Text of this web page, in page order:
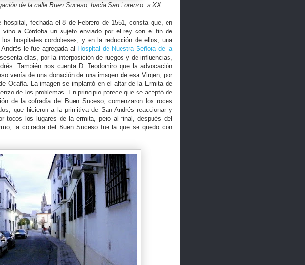
de la calle Buen Suceso, hacia San Lorenzo. s XX
hospital, fechada el 8 de Febrero de 1551, consta que, en
vino a Córdoba un sujeto enviado por el rey con el fin de
hospitales cordobeses; y en la reducción de ellos, una
le fue agregada al Hospital de Nuestra Señora de la
días, por la interposición de ruegos y de influencias,
También nos cuenta D. Teodomiro que la advocación
venía de una donación de una imagen de esa Virgen, por
Ocaña. La imagen se implantó en el altar de la Ermita de
de los problemas. En principio parece que se aceptó de
de la cofradía del Buen Suceso, comenzaron los roces
que hicieron a la primitiva de San Andrés reaccionar y
todos los lugares de la ermita, pero al final, después del
la cofradía del Buen Suceso fue la que se quedó con